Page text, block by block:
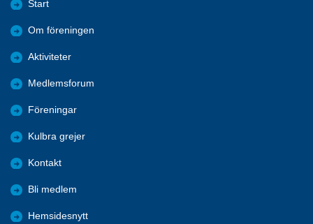
Start
Om föreningen
Aktiviteter
Medlemsforum
Föreningar
Kulbra grejer
Kontakt
Bli medlem
Hemsidesnytt